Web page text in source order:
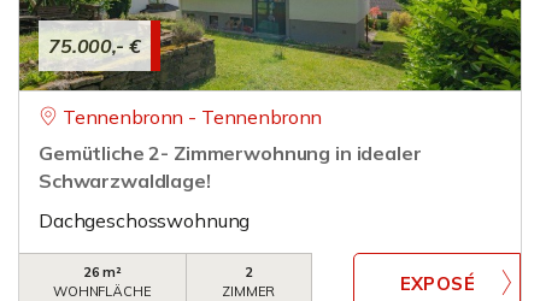
75.000,- €
Tennenbronn - Tennenbronn
Gemütliche 2- Zimmerwohnung in idealer
Schwarzwaldlage!
Dachgeschosswohnung
26 m²
WOHNFLÄCHE
2
ZIMMER